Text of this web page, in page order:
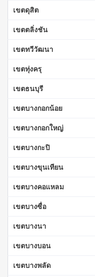
เขตดุสิต
เขตตลิ่งชัน
เขตทวีวัฒนา
เขตทุ่งครุ
เขตธนบุรี
เขตบางกอกน้อย
เขตบางกอกใหญ่
เขตบางกะปิ
เขตบางขุนเทียน
เขตบางคอแหลม
เขตบางซื่อ
เขตบางนา
เขตบางบอน
เขตบางพลัด